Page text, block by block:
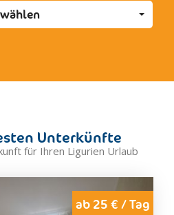
Unterkünfte
für Ihren Ligurien Urlaub
ab 25 € / Tag